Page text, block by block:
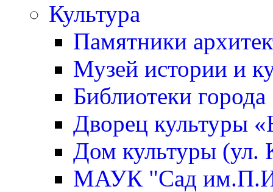
Культура
Памятники
Музей истории и
Библиотеки города
Дворец культуры
Дом культуры (ул.
МАУК "Сад